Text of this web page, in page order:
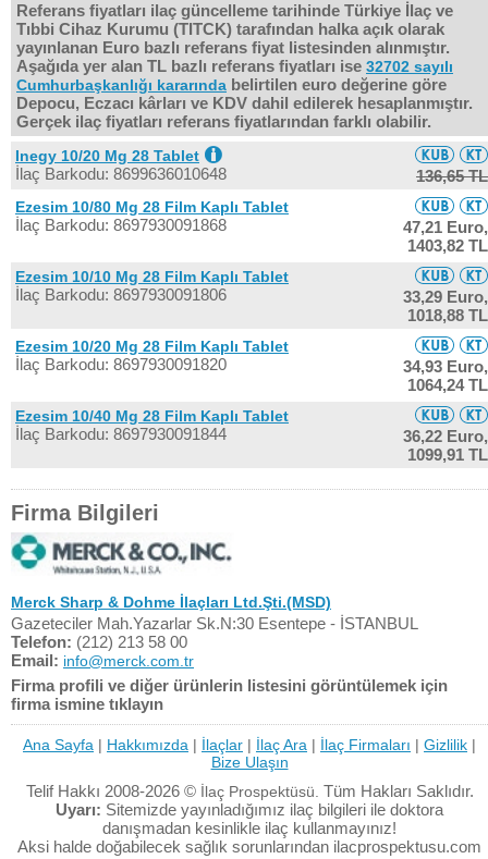
Referans fiyatları ilaç güncelleme tarihinde Türkiye İlaç ve
Tıbbi Cihaz Kurumu (TITCK) tarafından halka açık olarak
yayınlanan Euro bazlı referans fiyat listesinden alınmıştır.
Aşağıda yer alan TL bazlı referans fiyatları ise 32702 sayılı
Cumhurbaşkanlığı kararında belirtilen euro değerine göre
Depocu, Eczacı kârları ve KDV dahil edilerek hesaplanmıştır.
Gerçek ilaç fiyatları referans fiyatlarından farklı olabilir.
Inegy 10/20 Mg 28 Tablet
İlaç Barkodu: 8699636010648 136,65 TL
Ezesim 10/80 Mg 28 Film Kaplı Tablet
İlaç Barkodu: 8697930091868
47,21 Euro,
1403,82 TL
Ezesim 10/10 Mg 28 Film Kaplı Tablet
İlaç Barkodu: 8697930091806
33,29 Euro,
1018,88 TL
Ezesim 10/20 Mg 28 Film Kaplı Tablet
İlaç Barkodu: 8697930091820
34,93 Euro,
1064,24 TL
Ezesim 10/40 Mg 28 Film Kaplı Tablet
İlaç Barkodu: 8697930091844
36,22 Euro,
1099,91 TL
Firma Bilgileri
Merck Sharp & Dohme İlaçları Ltd.Şti.(MSD)
Gazeteciler Mah.Yazarlar Sk.N:30 Esentepe - İSTANBUL
Telefon: (212) 213 58 00
Email: info@merck.com.tr
Firma profili ve diğer ürünlerin listesini görüntülemek için
firma ismine tıklayın
Ana Sayfa | Hakkımızda | İlaçlar | İlaç Ara | İlaç Firmaları | Gizlilik |
Bize Ulaşın
Telif Hakkı 2008-2026 © İlaç Prospektüsü. Tüm Hakları Saklıdır.
Uyarı: Sitemizde yayınladığımız ilaç bilgileri ile doktora
danışmadan kesinlikle ilaç kullanmayınız!
Aksi halde doğabilecek sağlık sorunlarından ilacprospektusu.com